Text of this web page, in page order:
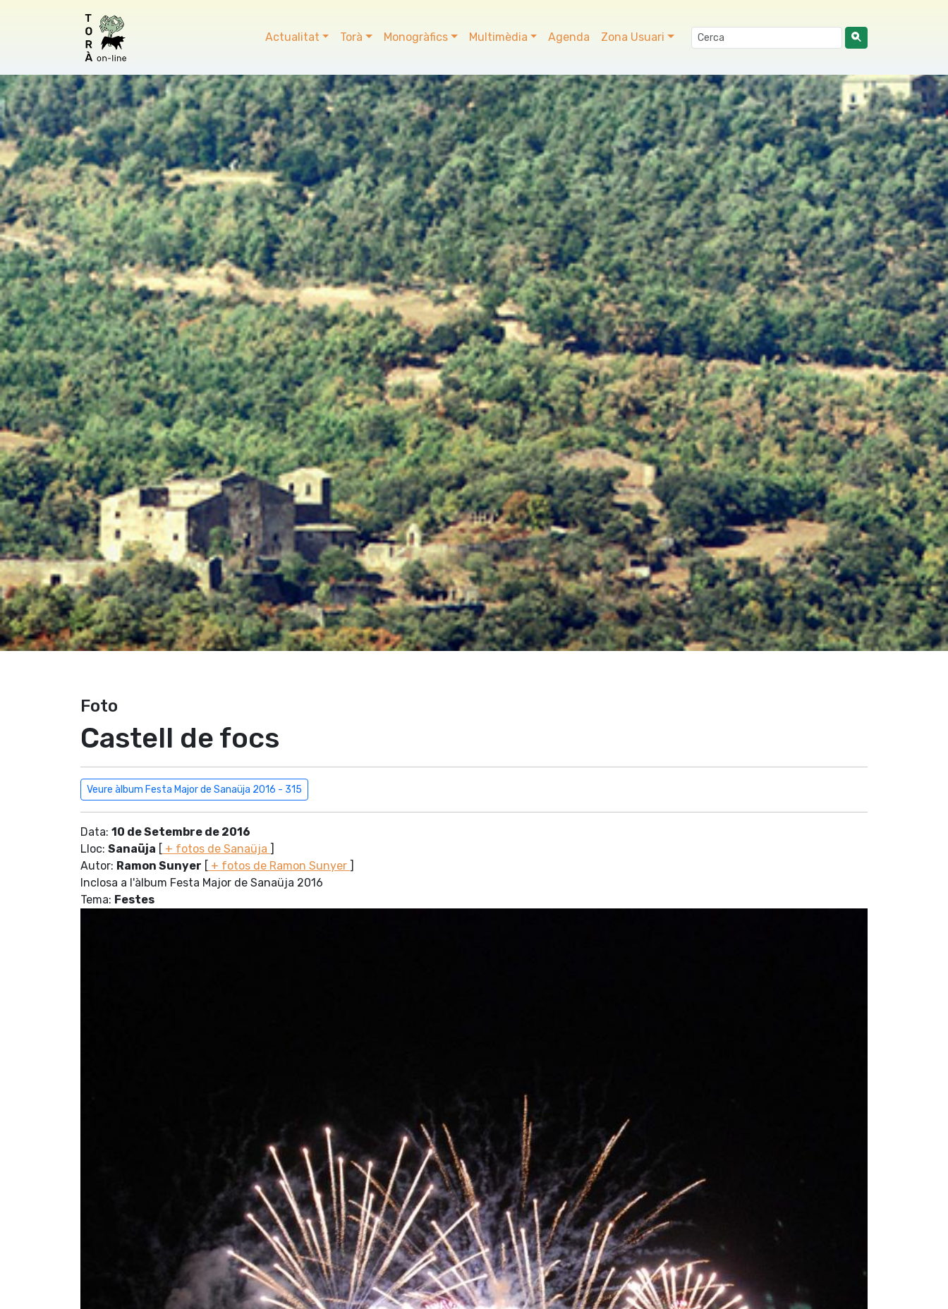
Actualitat Torà Monogràfics Multimèdia Agenda Zona Usuari
Foto
Castell de focs
Veure àlbum Festa Major de Sanaüja 2016 - 315
Data: 10 de Setembre de 2016
Lloc: Sanaüja [ + fotos de Sanaüja ]
Autor: Ramon Sunyer [ + fotos de Ramon Sunyer ]
Inclosa a l'àlbum Festa Major de Sanaüja 2016
Tema: Festes